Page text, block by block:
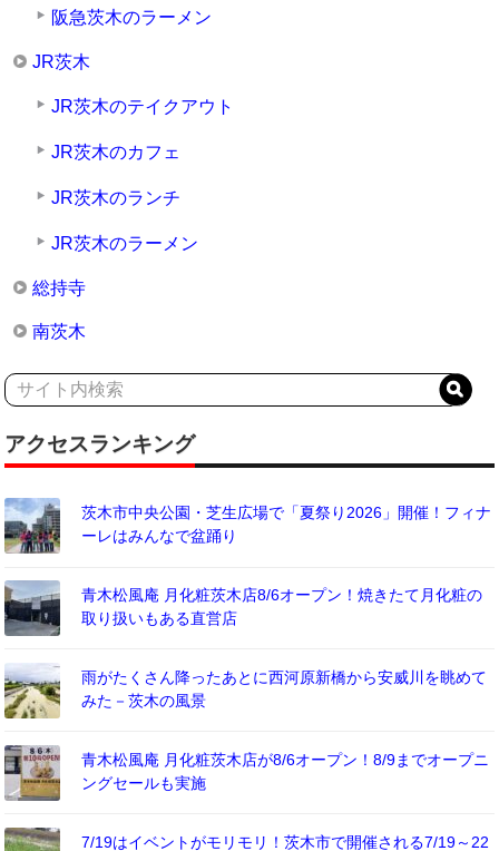
阪急茨木のラーメン
JR茨木
JR茨木のテイクアウト
JR茨木のカフェ
JR茨木のランチ
JR茨木のラーメン
総持寺
南茨木
アクセスランキング
茨木市中央公園・芝生広場で「夏祭り2026」開催！フィナ
ーレはみんなで盆踊り
青木松風庵 月化粧茨木店8/6オープン！焼きたて月化粧の
取り扱いもある直営店
雨がたくさん降ったあとに西河原新橋から安威川を眺めて
みた－茨木の風景
青木松風庵 月化粧茨木店が8/6オープン！8/9までオープニ
ングセールも実施
7/19はイベントがモリモリ！茨木市で開催される7/19～22